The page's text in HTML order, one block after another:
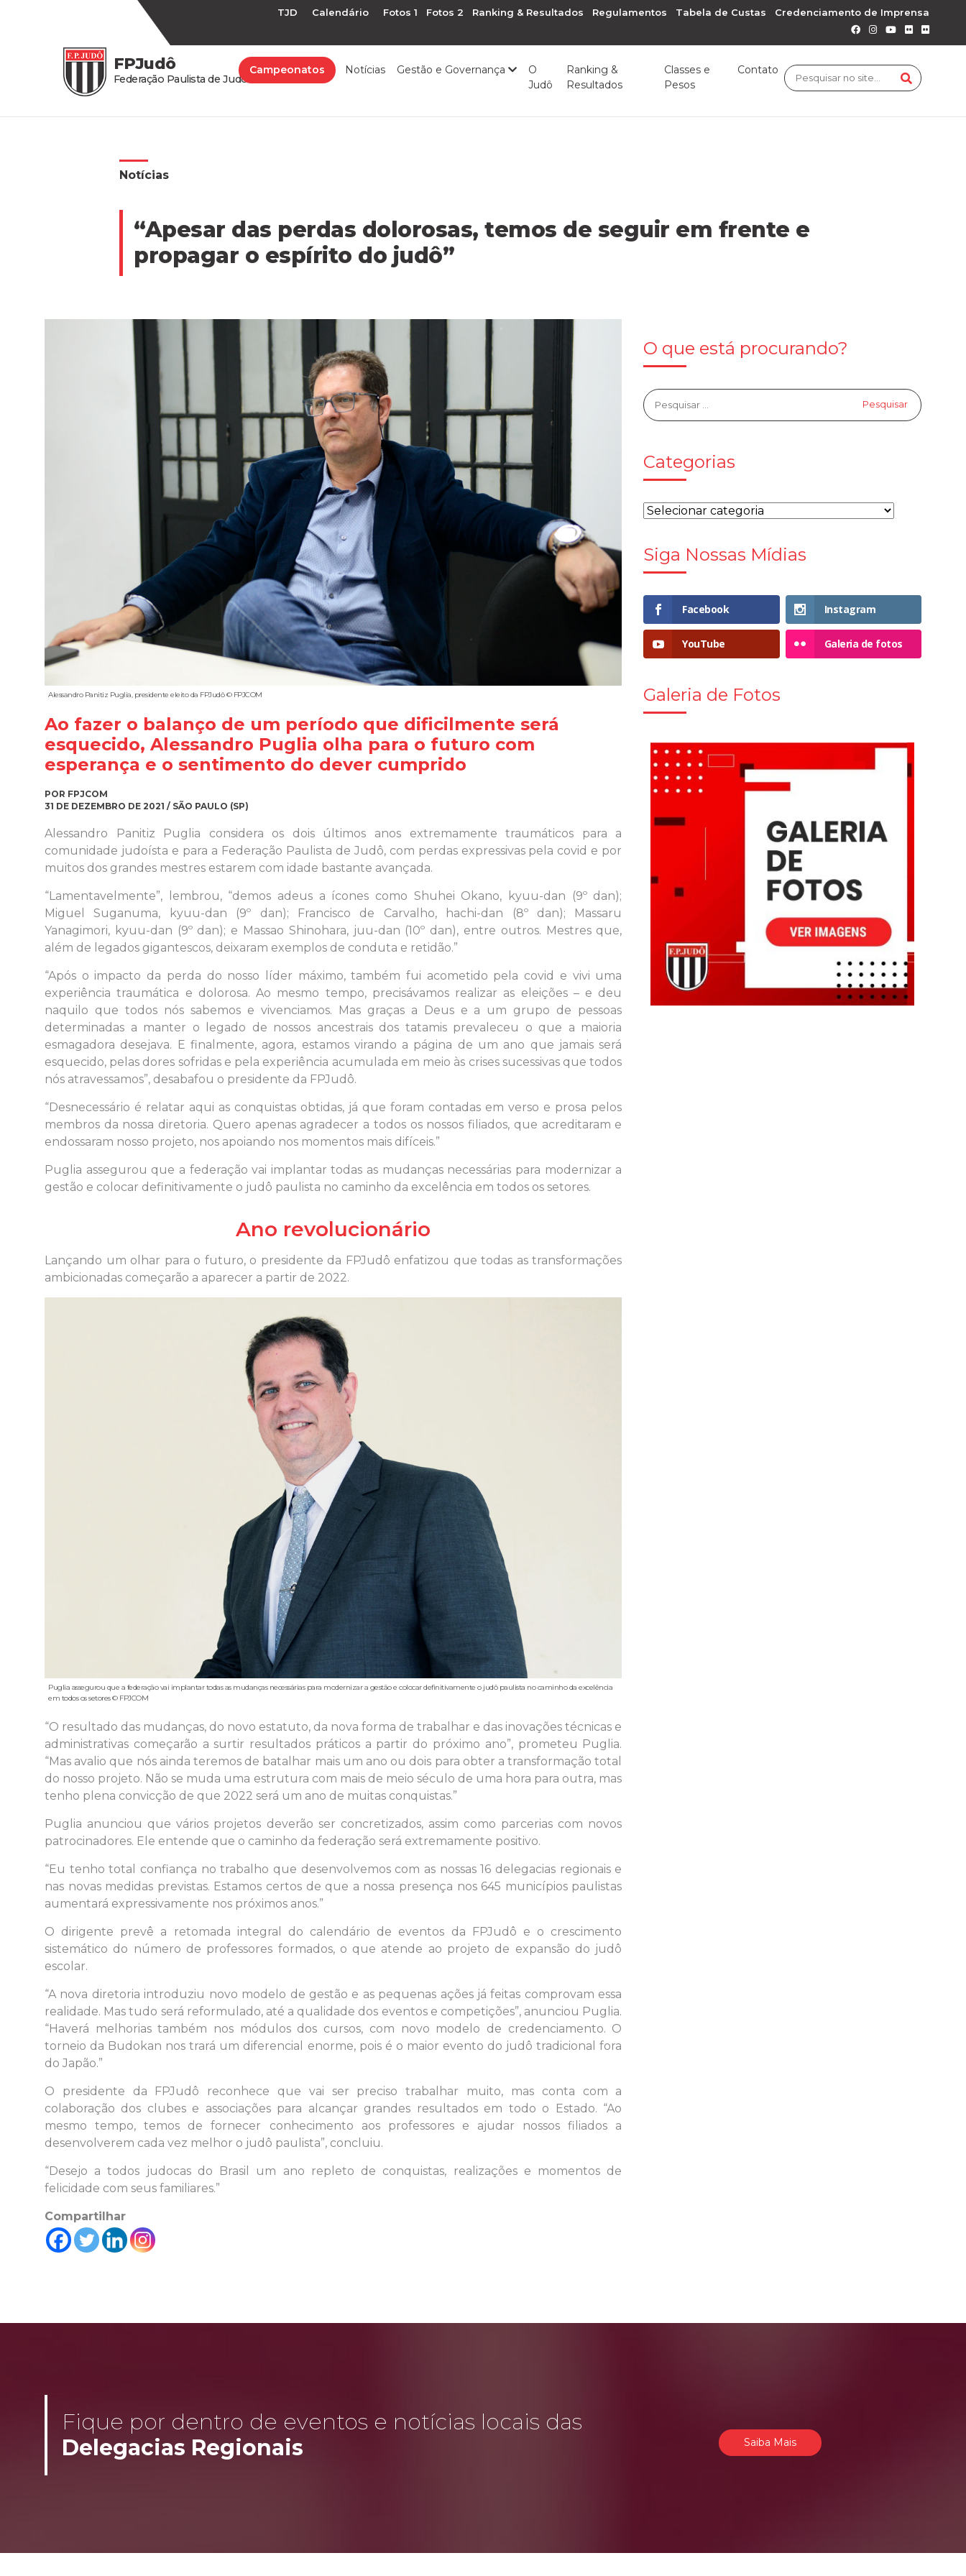
TJD Calendário Fotos 1 Fotos 2 Ranking & Resultados Regulamentos Tabela de Custas Credenciamento de Imprensa
FPJudô
Federação Paulista de Judô
Campeonatos Notícias Gestão e Governança
O
Judô
Ranking &
Resultados
Classes e
Pesos
Contato
Notícias
“Apesar das perdas dolorosas, temos de seguir em frente e
propagar o espírito do judô”
Alessandro Panitiz Puglia, presidente eleito da FPJudô © FPJCOM
Ao fazer o balanço de um período que dificilmente será
esquecido, Alessandro Puglia olha para o futuro com
esperança e o sentimento do dever cumprido
POR FPJCOM
31 DE DEZEMBRO DE 2021 / SÃO PAULO (SP)
Alessandro Panitiz Puglia considera os dois últimos anos extremamente traumáticos para a
comunidade judoísta e para a Federação Paulista de Judô, com perdas expressivas pela covid e por
muitos dos grandes mestres estarem com idade bastante avançada.
“Lamentavelmente”, lembrou, “demos adeus a ícones como Shuhei Okano, kyuu-dan (9º dan);
Miguel Suganuma, kyuu-dan (9º dan); Francisco de Carvalho, hachi-dan (8º dan); Massaru
Yanagimori, kyuu-dan (9º dan); e Massao Shinohara, juu-dan (10º dan), entre outros. Mestres que,
além de legados gigantescos, deixaram exemplos de conduta e retidão.”
“Após o impacto da perda do nosso líder máximo, também fui acometido pela covid e vivi uma
experiência traumática e dolorosa. Ao mesmo tempo, precisávamos realizar as eleições – e deu
naquilo que todos nós sabemos e vivenciamos. Mas graças a Deus e a um grupo de pessoas
determinadas a manter o legado de nossos ancestrais dos tatamis prevaleceu o que a maioria
esmagadora desejava. E finalmente, agora, estamos virando a página de um ano que jamais será
esquecido, pelas dores sofridas e pela experiência acumulada em meio às crises sucessivas que todos
nós atravessamos”, desabafou o presidente da FPJudô.
“Desnecessário é relatar aqui as conquistas obtidas, já que foram contadas em verso e prosa pelos
membros da nossa diretoria. Quero apenas agradecer a todos os nossos filiados, que acreditaram e
endossaram nosso projeto, nos apoiando nos momentos mais difíceis.”
Puglia assegurou que a federação vai implantar todas as mudanças necessárias para modernizar a
gestão e colocar definitivamente o judô paulista no caminho da excelência em todos os setores.
Ano revolucionário
Lançando um olhar para o futuro, o presidente da FPJudô enfatizou que todas as transformações
ambicionadas começarão a aparecer a partir de 2022.
Puglia assegurou que a federação vai implantar todas as mudanças necessárias para modernizar a gestão e colocar definitivamente o judô paulista no caminho da excelência
em todos os setores © FPJCOM
“O resultado das mudanças, do novo estatuto, da nova forma de trabalhar e das inovações técnicas e
administrativas começarão a surtir resultados práticos a partir do próximo ano”, prometeu Puglia.
“Mas avalio que nós ainda teremos de batalhar mais um ano ou dois para obter a transformação total
do nosso projeto. Não se muda uma estrutura com mais de meio século de uma hora para outra, mas
tenho plena convicção de que 2022 será um ano de muitas conquistas.”
Puglia anunciou que vários projetos deverão ser concretizados, assim como parcerias com novos
patrocinadores. Ele entende que o caminho da federação será extremamente positivo.
“Eu tenho total confiança no trabalho que desenvolvemos com as nossas 16 delegacias regionais e
nas novas medidas previstas. Estamos certos de que a nossa presença nos 645 municípios paulistas
aumentará expressivamente nos próximos anos.”
O dirigente prevê a retomada integral do calendário de eventos da FPJudô e o crescimento
sistemático do número de professores formados, o que atende ao projeto de expansão do judô
escolar.
“A nova diretoria introduziu novo modelo de gestão e as pequenas ações já feitas comprovam essa
realidade. Mas tudo será reformulado, até a qualidade dos eventos e competições”, anunciou Puglia.
“Haverá melhorias também nos módulos dos cursos, com novo modelo de credenciamento. O
torneio da Budokan nos trará um diferencial enorme, pois é o maior evento do judô tradicional fora
do Japão.”
O presidente da FPJudô reconhece que vai ser preciso trabalhar muito, mas conta com a
colaboração dos clubes e associações para alcançar grandes resultados em todo o Estado. “Ao
mesmo tempo, temos de fornecer conhecimento aos professores e ajudar nossos filiados a
desenvolverem cada vez melhor o judô paulista”, concluiu.
“Desejo a todos judocas do Brasil um ano repleto de conquistas, realizações e momentos de
felicidade com seus familiares.”
Compartilhar
O que está procurando?
Categorias
Siga Nossas Mídias
Facebook Instagram
YouTube Galeria de fotos
Galeria de Fotos
Fique por dentro de eventos e notícias locais das
Delegacias Regionais
Saiba Mais